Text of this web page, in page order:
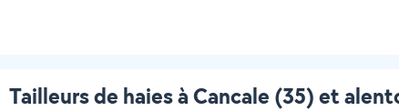
Tailleurs de haies à Cancale (35) et